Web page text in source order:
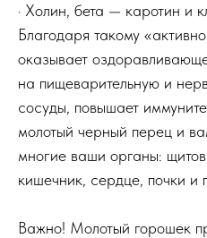
· Холин, бета — каротин и
Благодаря такому
оказывает
на пищеварительную и
сосуды, повышает
молотый черный перец и
многие ваши органы:
кишечник, сердце, почки и
Важно! Молотый горошек